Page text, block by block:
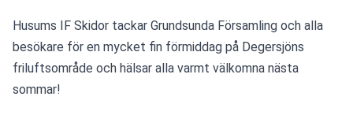
Husums IF Skidor tackar Grundsunda Församling och alla
besökare för en mycket fin förmiddag på Degersjöns
friluftsområde och hälsar alla varmt välkomna nästa
sommar!